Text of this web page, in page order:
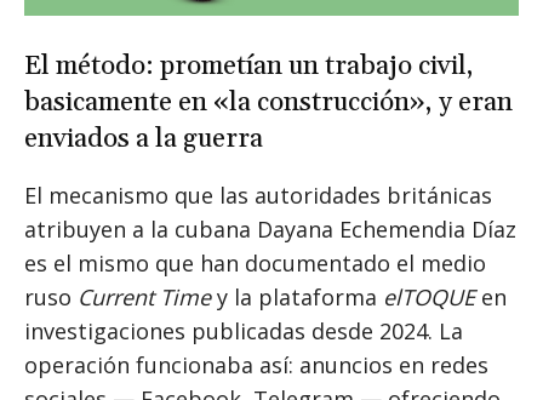
El método: prometían un trabajo civil,
basicamente en «la construcción», y eran
enviados a la guerra
El mecanismo que las autoridades británicas
atribuyen a la cubana Dayana Echemendia Díaz
es el mismo que han documentado el medio
ruso Current Timey la plataforma elTOQUEen
investigaciones publicadas desde 2024. La
operación funcionaba así: anuncios en redes